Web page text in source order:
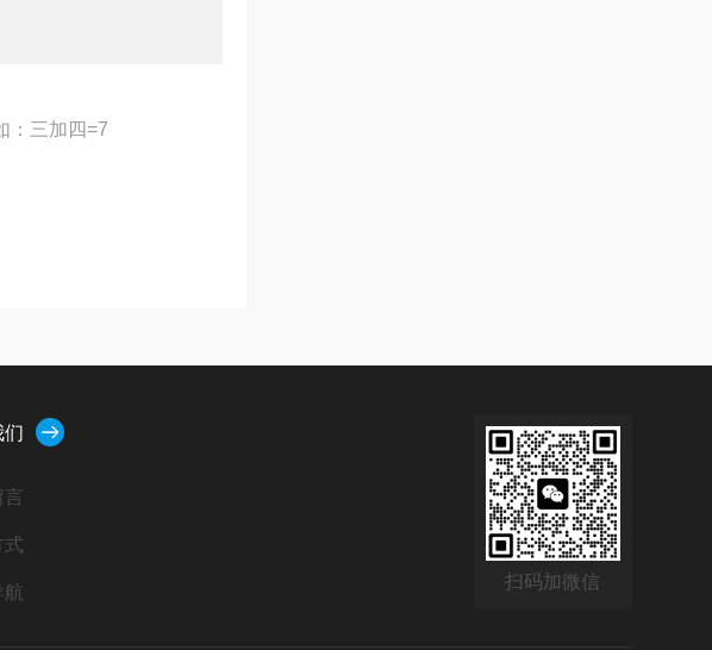
：三加四=7
们
式
扫码加微信